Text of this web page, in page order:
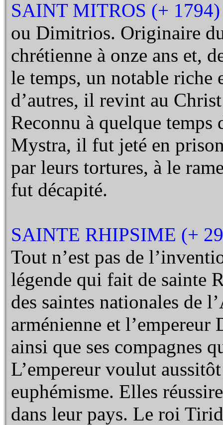
SAINT MITROS (+ 1794)
ou Dimitrios. Originaire
chrétienne à onze ans et,
le temps, un notable riche
d’autres, il revint au
Reconnu à quelque temps
Mystra, il fut jeté en
par leurs tortures, à le
fut décapité.
SAINTE RHIPSIME (+
Tout n’est pas de
légende qui fait de sainte
des saintes nationales de
arménienne et
ainsi que ses compagnes
L’empereur voulut
euphémisme. Elles
dans leur pays. Le roi